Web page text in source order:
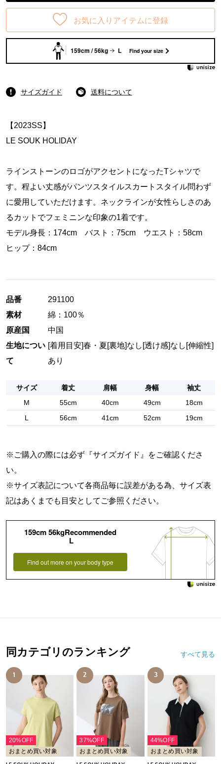
お気に入りアイテムに登録
159cm / 56kg L Find your size
サイズガイド 送料について
【2023SS】
LE SOUK HOLIDAY
ラインストーンのロゴがアクセントになったTシャツで
す。程よい丈感がパンツスタイルスカートスタイル問わず
に愛用していただけます。ネックラインが女性らしさのあ
るカットでフェミニンな印象の1着です。
モデル身長：174cm バスト：75cm ウエスト：58cm
ヒップ：84cm
品番
291100
素材
綿：100％
原産国
中国
生地につい
て
[着用目安]春・夏[裏地]なし [透け感]なし [伸縮性]
あり
サイズ 着丈 肩幅 身幅
袖丈
M
55cm 40cm 49cm
18cm
L
56cm 41cm 52cm 19cm
※ご購入の際には必ず『サイズガイド 』をご確認くださ
い。
※サイズ表記について各商品毎に誤差がある為、サイズ表
記はあくまでも目安としてご参照ください。
159cm 56kgRecommended
L
Find out more on your body type
同カテゴリのランキング すべて見る
1
20%OFF
おまとめ買い対象
2
37%OFF
おまとめ買い対象
3
44%OFF
おまとめ買い対象